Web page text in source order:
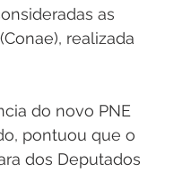
as
realizada
do novo PNE
pontuou que o
dos Deputados